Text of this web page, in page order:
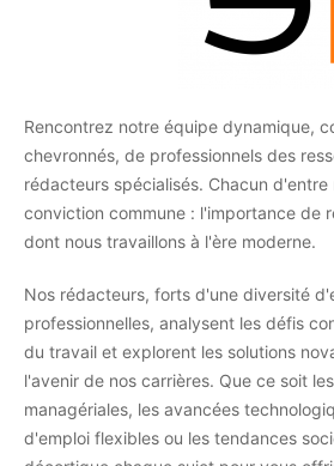
Rencontrez notre équipe dynamique,
chevronnés, de professionnels des
rédacteurs spécialisés. Chacun
conviction commune : l'importance de
dont nous travaillons à l'ère moderne.
Nos rédacteurs, forts d'une diversité
professionnelles, analysent les défis
du travail et explorent les solutions
l'avenir de nos carrières. Que ce soit
managériales, les avancées
d'emploi flexibles ou les tendances